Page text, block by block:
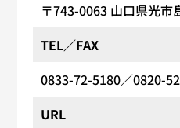
〒743-0063 山口県光市
TEL／FAX
0833-72-5180／0820-
URL